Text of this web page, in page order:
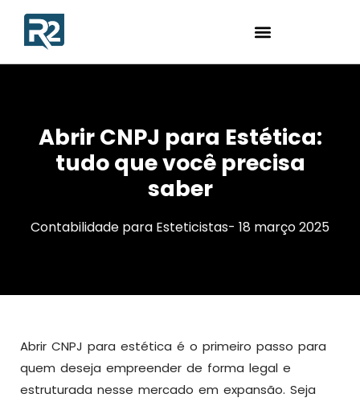
Abrir CNPJ para Estética:
tudo que você precisa
saber
Contabilidade para Esteticistas- 18 março 2025
Abrir CNPJ para estética é o primeiro passo para
quem deseja empreender de forma legal e
estruturada nesse mercado em expansão. Seja